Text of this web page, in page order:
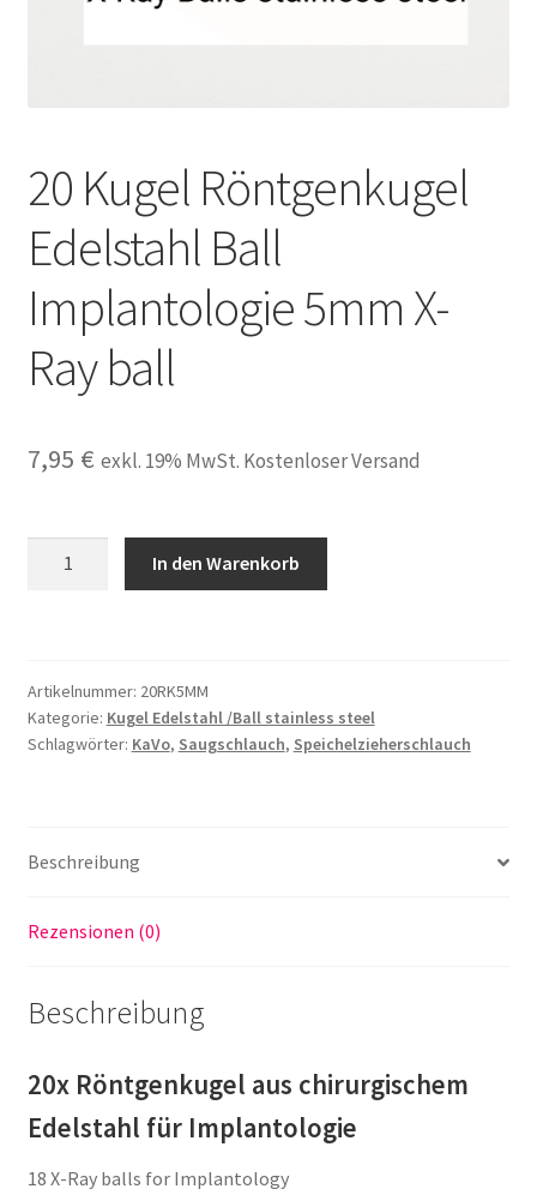
20 Kugel Röntgenkugel
Edelstahl Ball
Implantologie 5mm X-
Ray ball
7,95 € exkl. 19% MwSt. Kostenloser Versand
Implantologie
5mm
Menge
In den Warenkorb
Artikelnummer: 20RK5MM
Kategorie: Kugel Edelstahl /Ball stainless steel
Schlagwörter: KaVo, Saugschlauch, Speichelzieherschlauch
Beschreibung
Rezensionen (0)
Beschreibung
20x Röntgenkugel aus chirurgischem
Edelstahl für Implantologie
18 X-Ray balls for Implantology